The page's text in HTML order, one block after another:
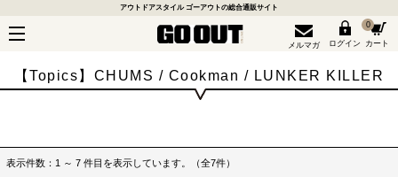
アウトドアスタイル ゴーアウトの総合通販サイト
メルマガ ログイン
0
カート
【Topics】CHUMS / Cookman / LUNKER KILLER
表示件数：1 ～ 7 件目を表示しています。（全7件）